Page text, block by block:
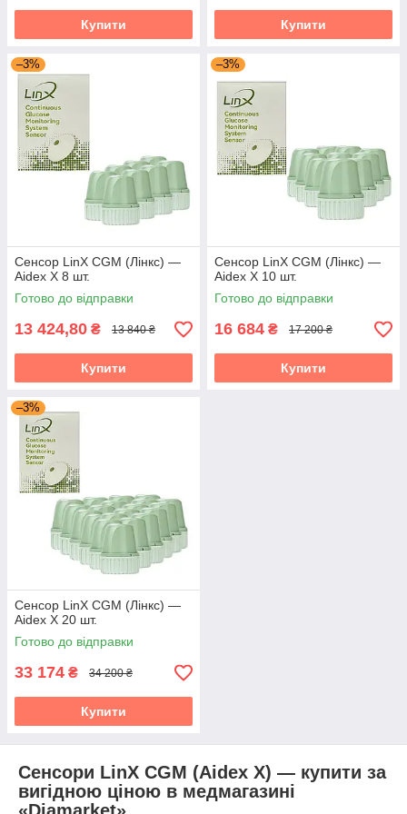
5
габаритами у порівнянні з аналогами —
робить його практично непомітним і зручним
6
Стійкість до вологи: Сенсор стійкий до
впливу води, що дозволяє не знімати його за
будь-якої погоди, а також під час прийняття
душу чи купання (не більше 2 годин при
зануренні до 2.5 метрів).
Найактуальніші
Сенсори LinX CGM (Акційні)
Акційні товари — для такого типу товарів доступна
можливість покупки через "Prom Оплата".
Безкоштовна доставка при замовленні у точку видачі
Rozetka.
Купити Купити
–3%
Сенсор LinX CGM (Лінкс) —
Aidex X 8 шт.
Готово до відправки
13 424,80 ₴ 13 840 ₴
Купити
–3%
Сенсор LinX CGM (Лінкс) —
Aidex X 10 шт.
Готово до відправки
16 684 ₴ 17 200 ₴
Купити
–3%
Сенсор LinX CGM (Лінкс) —
Aidex X 20 шт.
Готово до відправки
33 174 ₴ 34 200 ₴
Купити
Сенсори LinX CGM (Aidex X) — купити за
вигідною ціною в медмагазині